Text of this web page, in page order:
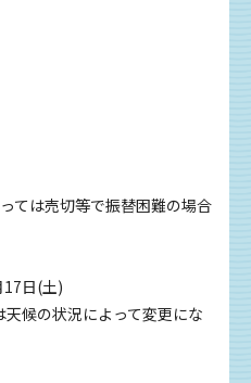
ては売切等で振替困難の場合
日(土)
候の状況によって変更にな